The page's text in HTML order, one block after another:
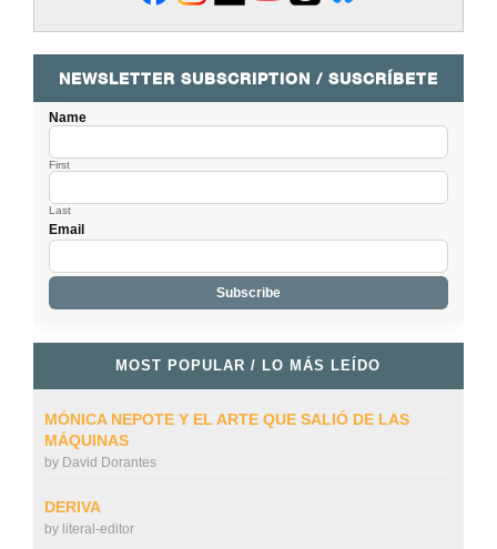
NEWSLETTER SUBSCRIPTION / SUSCRÍBETE
Name
First
Last
Email
MOST POPULAR / LO MÁS LEÍDO
MÓNICA NEPOTE Y EL ARTE QUE SALIÓ DE LAS
MÁQUINAS
by David Dorantes
DERIVA
by literal-editor